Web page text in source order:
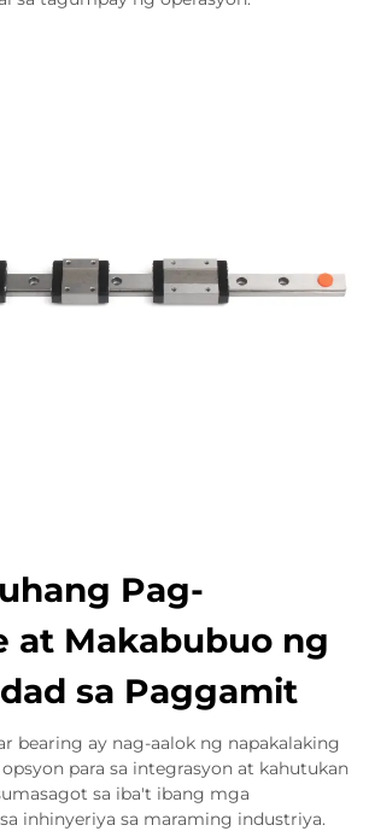
Pag-
at Makabubuo ng
sa Paggamit
bearing ay nag-aalok ng napakalaking
para sa integrasyon at kahutukan
sa iba't ibang mga
inhinyeriya sa maraming industriya.